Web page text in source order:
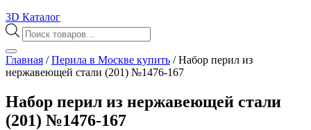
3D Каталог
Поиск
товаров
Главная /Перила в Москве купить /Набор перил из
нержавеющей стали (201) №1476-167
Набор перил из нержавеющей стали
(201) №1476-167